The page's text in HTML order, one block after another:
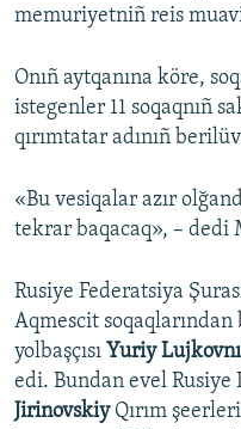
memuriyetniñ reis
Onıñ aytqanına köre,
istegenler 11 soqaqnıñ
qırımtatar adınıñ
«Bu vesiqalar azır
tekrar baqacaq», – dedi
Rusiye Federatsiya
Aqmescit soqaqlarından
yolbaşçısı Yuriy
edi. Bundan evel Rusiye
Jirinovskiy Qırım